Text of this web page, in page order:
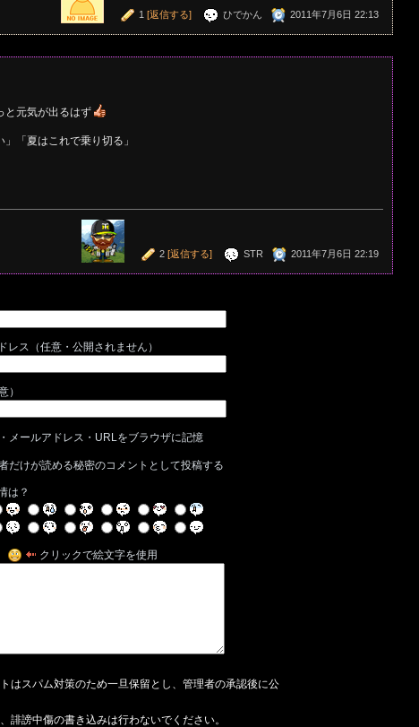
1 [返信する] ひでかん 2011年7月6日 22:13
と元気が出るはず
「夏はこれで乗り切る」
2 [返信する] STR 2011年7月6日 22:19
レス（任意・公開されません）
）
メールアドレス・URLをブラウザに記憶
だけが読める秘密のコメントとして投稿する
は？
クリックで絵文字を使用
はスパム対策のため一旦保留とし、管理者の承認後に公
誹謗中傷の書き込みは行わないでください。